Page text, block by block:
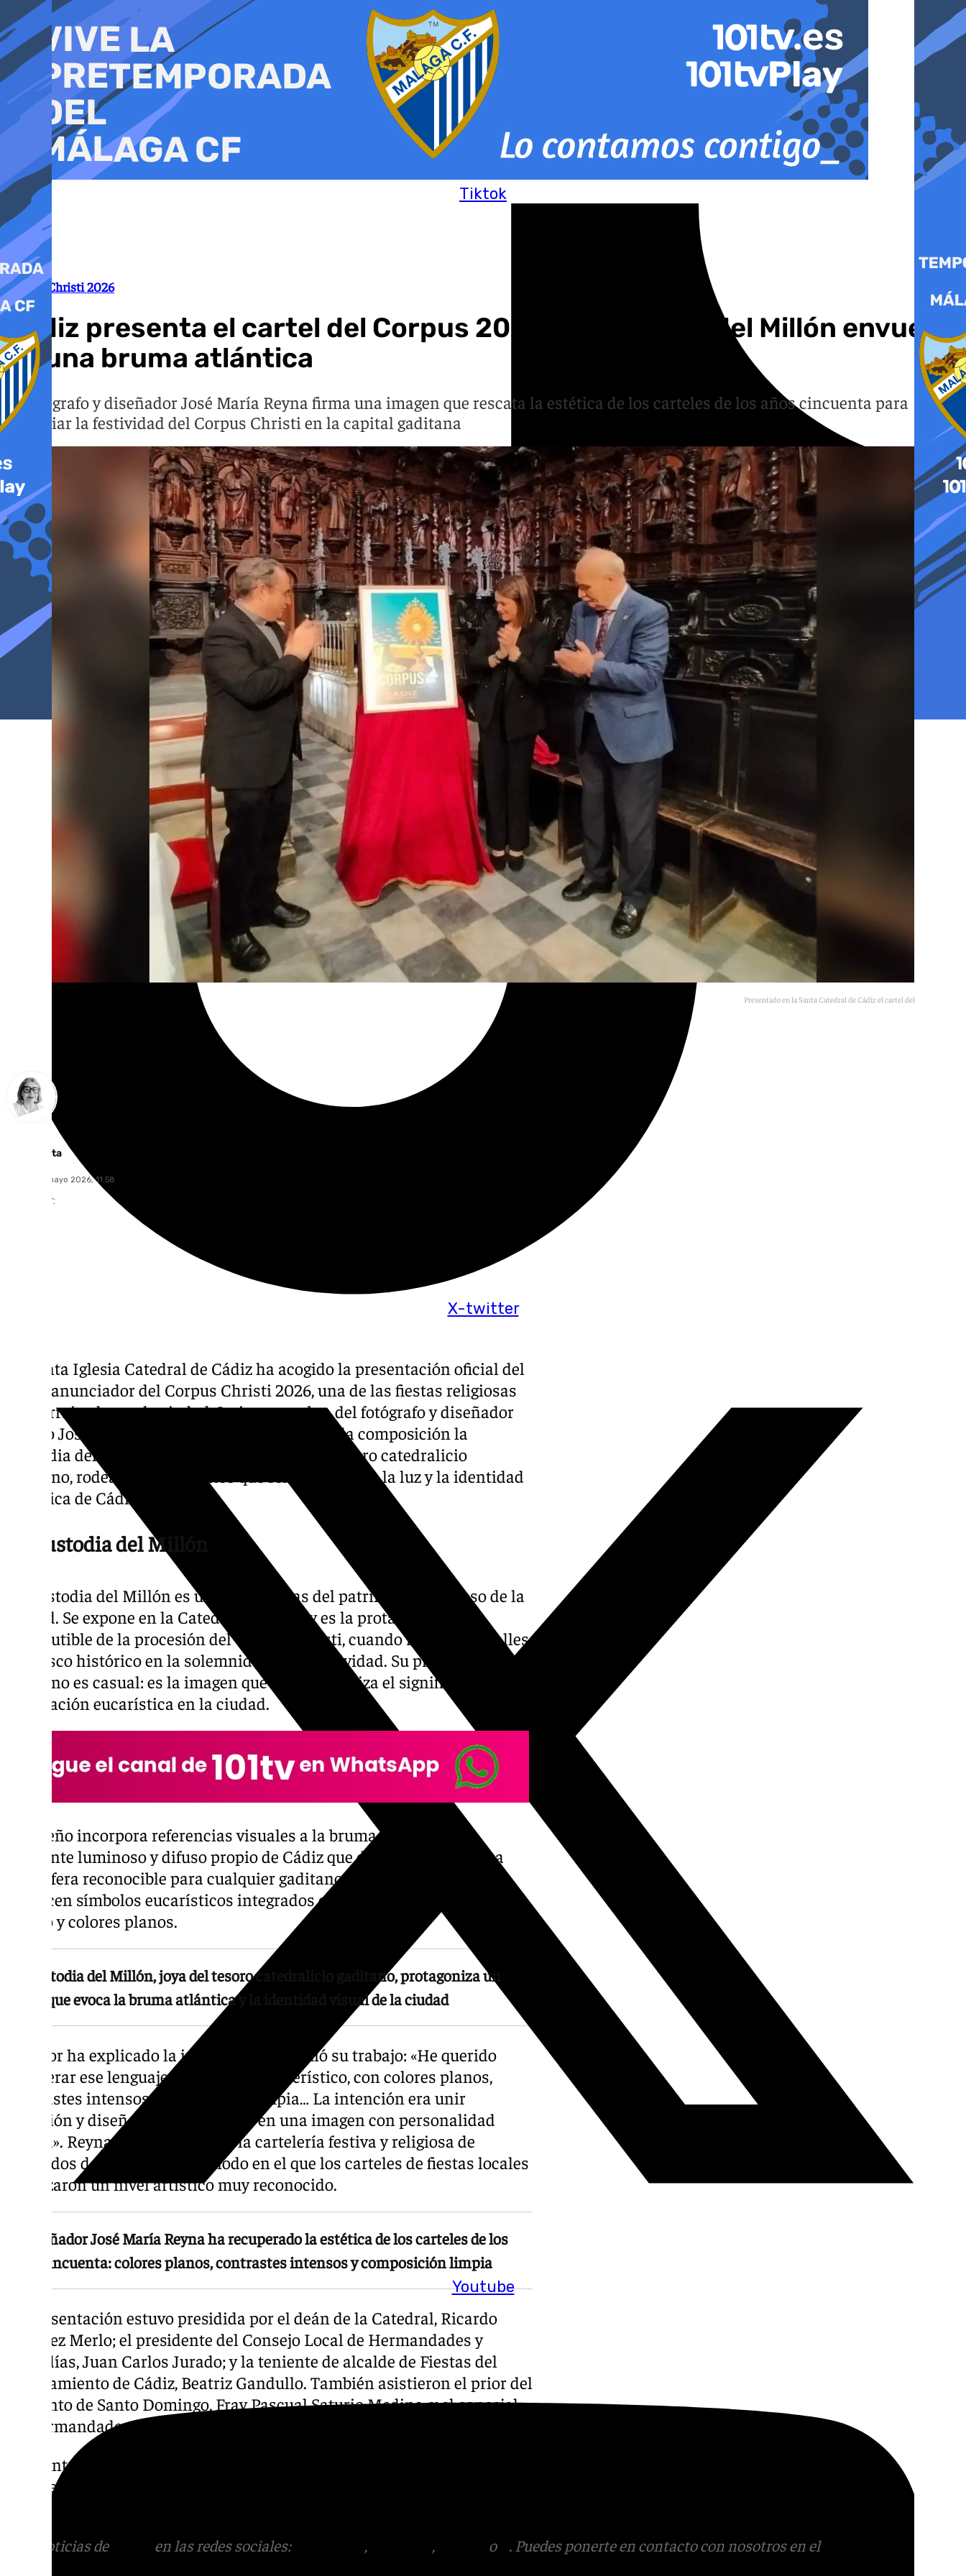
al
contenido
Tiktok
X-twitter
Youtube
Corpus Christi 2026
Cádiz presenta el cartel del Corpus 2026: la Custodia del Millón envuelta
en una bruma atlántica
El fotógrafo y diseñador José María Reyna firma una imagen que rescata la estética de los carteles de los años cincuenta para
anunciar la festividad del Corpus Christi en la capital gaditana
Presentado en la Santa Catedral de Cádiz el cartel del Corpus 2026.
Ana Villalta
jueves, 21 mayo 2026, 11:58
Compartir:
La Santa Iglesia Catedral de Cádiz ha acogido la presentación oficial del
cartel anunciador del Corpus Christi 2026, una de las fiestas religiosas
más arraigadas en la ciudad. La imagen, obra del fotógrafo y diseñador
gráfico José María Reyna, sitúa en el centro de la composición la
Custodia del Millón, la pieza más icónica del tesoro catedralicio
gaditano, rodeada de elementos que remiten al mar, la luz y la identidad
atlántica de Cádiz.
La Custodia del Millón
La Custodia del Millón es una de las joyas del patrimonio religioso de la
ciudad. Se expone en la Catedral de Cádiz y es la protagonista
indiscutible de la procesión del Corpus Christi, cuando recorre las calles
del casco histórico en la solemnidad de la festividad. Su presencia en el
cartel no es casual: es la imagen que mejor sintetiza el significado de la
celebración eucarística en la ciudad.
El diseño incorpora referencias visuales a la bruma atlántica, ese
ambiente luminoso y difuso propio de Cádiz que dota al cartel de una
atmósfera reconocible para cualquier gaditano. Junto a la Custodia
aparecen símbolos eucarísticos integrados en una composición de trazo
limpio y colores planos.
La Custodia del Millón, joya del tesoro catedralicio gaditano, protagoniza un
cartel que evoca la bruma atlántica y la identidad visual de la ciudad
El autor ha explicado la inspiración que guió su trabajo: «He querido
recuperar ese lenguaje visual tan característico, con colores planos,
contrastes intensos, composición limpia… La intención era unir
tradición y diseño contemporáneo en una imagen con personalidad
propia». Reyna ha mirado hacia la cartelería festiva y religiosa de
mediados del siglo XX, un período en el que los carteles de fiestas locales
alcanzaron un nivel artístico muy reconocido.
El diseñador José María Reyna ha recuperado la estética de los carteles de los
años cincuenta: colores planos, contrastes intensos y composición limpia
La presentación estuvo presidida por el deán de la Catedral, Ricardo
Jiménez Merlo; el presidente del Consejo Local de Hermandades y
Cofradías, Juan Carlos Jurado; y la teniente de alcalde de Fiestas del
Ayuntamiento de Cádiz, Beatriz Gandullo. También asistieron el prior del
convento de Santo Domingo, Fray Pascual Saturio Medina, y el concejal
de Hermandades, José Manuel Verdulla.
El Ayuntamiento de Cádiz ha anunciado que en los próximos días dará a
conocer el programa completo de actos para la celebración del Corpus
Más noticias de en las redes sociales: , , o
. Puedes ponerte en contacto con nosotros en el